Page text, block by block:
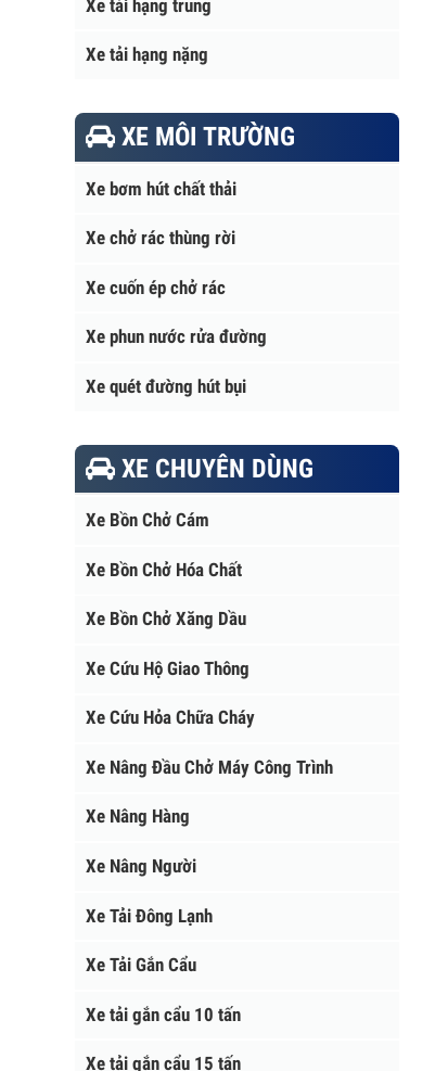
Xe tải hạng trung
Xe tải hạng nặng
XE MÔI TRƯỜNG
XE CHUYÊN DÙNG
Xe Tải Đông Lạnh
Xe Tải Gắn Cẩu
Xe tải gắn cẩu 10 tấn